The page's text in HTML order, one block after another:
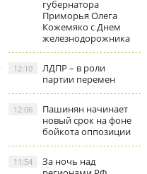
губернатора
Приморья Олега
Кожемяко с Днем
железнодорожника
ЛДПР – в роли
партии перемен
12:10
Пашинян начинает
новый срок на фоне
бойкота оппозиции
12:06
За ночь над
11:54